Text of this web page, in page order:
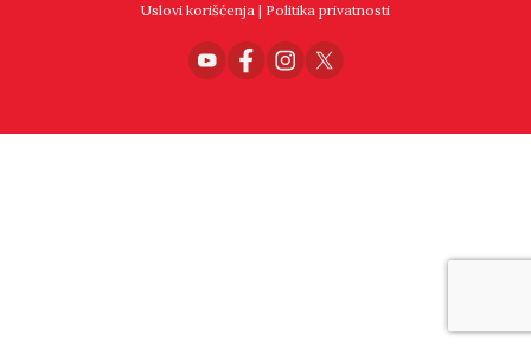
Uslovi korišćenja | Politika privatnosti